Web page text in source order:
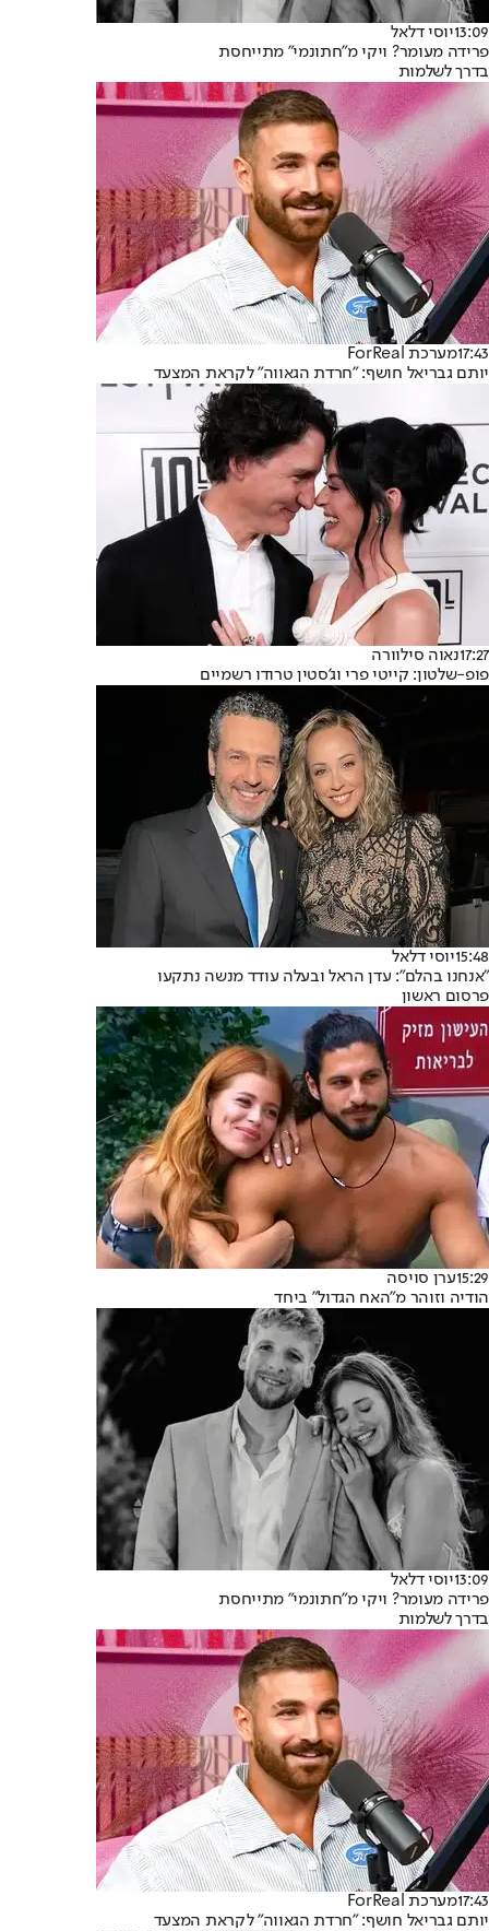
13:09יוסי דלאל
פרידה מעומר? ויקי מ"חתונמי" מתייחסת
בדרך לשלמות
17:43מערכת ForReal
יותם גבריאל חושף: "חרדת הגאווה" לקראת המצעד
17:27נאוה סילוורה
פופ-שלטון: קייטי פרי וג'סטין טרודו רשמיים
15:48יוסי דלאל
"אנחנו בהלם": עדן הראל ובעלה עודד מנשה נתקעו
פרסום ראשון
15:29ערן סויסה
הודיה וזוהר מ"האח הגדול" ביחד
13:09יוסי דלאל
פרידה מעומר? ויקי מ"חתונמי" מתייחסת
בדרך לשלמות
17:43מערכת ForReal
יותם גבריאל חושף: "חרדת הגאווה" לקראת המצעד